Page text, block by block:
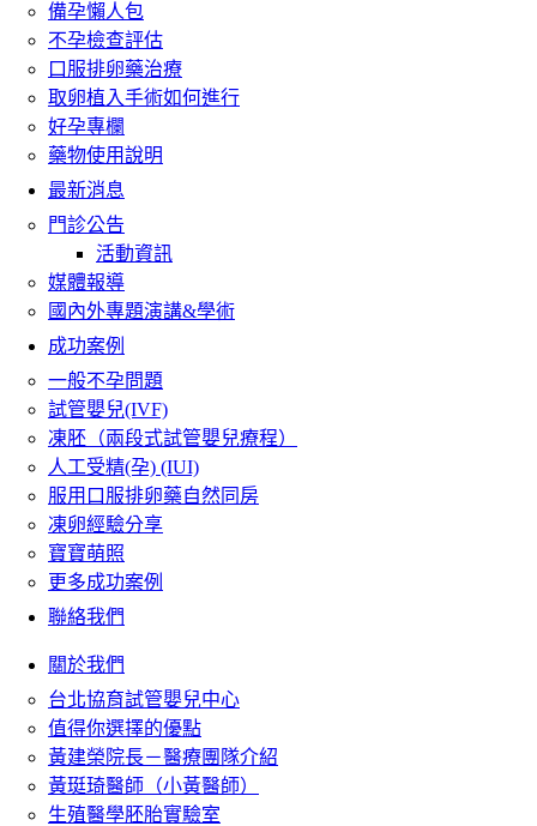
備孕懶人包
不孕檢查評估
口服排卵藥治療
取卵植入手術如何進行
好孕專欄
藥物使用說明
最新消息
門診公告
活動資訊
媒體報導
國內外專題演講&學術
成功案例
一般不孕問題
試管嬰兒(IVF)
凍胚（兩段式試管嬰兒療程）
人工受精(孕) (IUI)
服用口服排卵藥自然同房
凍卵經驗分享
寶寶萌照
更多成功案例
聯絡我們
關於我們
台北協育試管嬰兒中心
值得你選擇的優點
黃建榮院長－醫療團隊介紹
黃珽琦醫師（小黃醫師）
生殖醫學胚胎實驗室